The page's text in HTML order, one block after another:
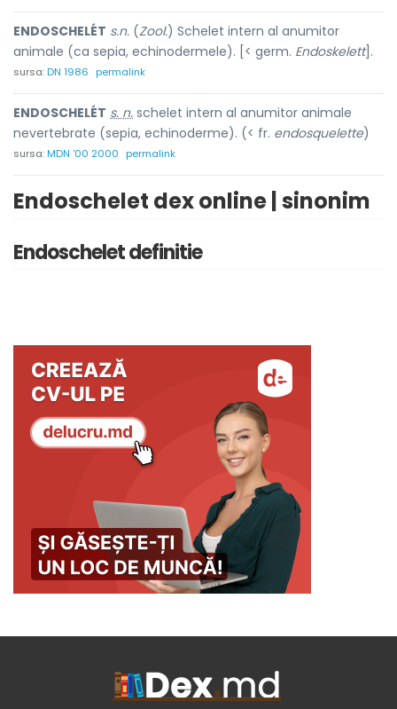
ENDOSCHELÉT s.n. (Zool.) Schelet intern al anumitor
animale (ca sepia, echinodermele). [< germ. Endoskelett].
sursa:DN 1986 permalink
ENDOSCHELÉT s. n. schelet intern al anumitor animale
nevertebrate (sepia, echinoderme). (< fr. endosquelette)
sursa:MDN '00 2000 permalink
Endoschelet dex online | sinonim
Endoschelet definitie